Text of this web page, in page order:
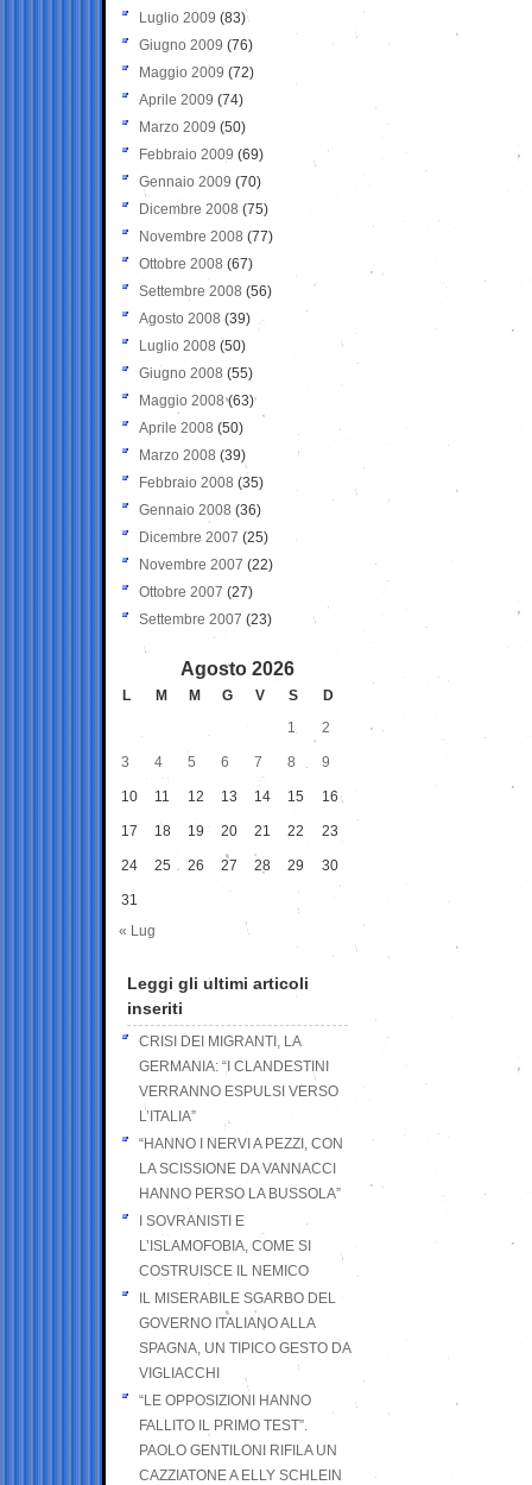
Luglio 2009 (83)
Giugno 2009 (76)
Maggio 2009 (72)
Aprile 2009 (74)
Marzo 2009 (50)
Febbraio 2009 (69)
Gennaio 2009 (70)
Dicembre 2008 (75)
Novembre 2008 (77)
Ottobre 2008 (67)
Settembre 2008 (56)
Agosto 2008 (39)
Luglio 2008 (50)
Giugno 2008 (55)
Maggio 2008(63)
Aprile 2008 (50)
Marzo 2008 (39)
Febbraio 2008 (35)
Gennaio 2008 (36)
Dicembre 2007 (25)
Novembre 2007 (22)
Ottobre 2007 (27)
Settembre 2007 (23)
Agosto 2026
L M M G V S
D
1
2
3 4 5 6 7 8 9
10 11 12 13 14 15 16
17 18 19 20 21 22 23
24 25 26 27 28 29 30
31
« Lug
Leggi gli ultimi articoli
inseriti
CRISI DEI MIGRANTI, LA
GERMANIA: “I CLANDESTINI
VERRANNO ESPULSI VERSO
L’ITALIA”
“HANNO I NERVI A PEZZI, CON
LA SCISSIONE DA VANNACCI
HANNO PERSO LA BUSSOLA”
I SOVRANISTI E
L’ISLAMOFOBIA, COME SI
COSTRUISCE IL NEMICO
IL MISERABILE SGARBO DEL
GOVERNO ITALIANO ALLA
SPAGNA, UN TIPICO GESTO DA
VIGLIACCHI
“LE OPPOSIZIONI HANNO
FALLITO IL PRIMO TEST”.
PAOLO GENTILONI RIFILA UN
CAZZIATONE A ELLY SCHLEIN